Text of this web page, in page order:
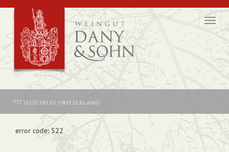
777 slot fruit switzerland
error code: 522